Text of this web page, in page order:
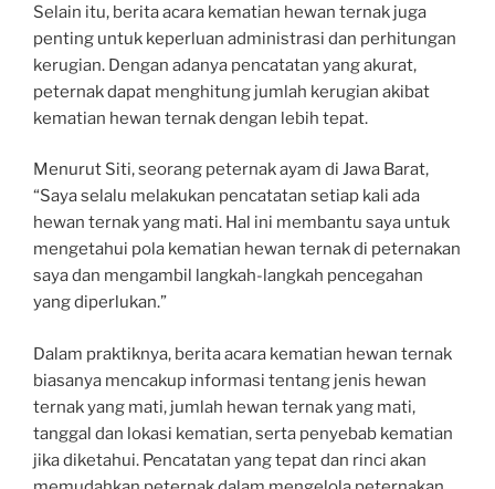
Selain itu, berita acara kematian hewan ternak juga
penting untuk keperluan administrasi dan perhitungan
kerugian. Dengan adanya pencatatan yang akurat,
peternak dapat menghitung jumlah kerugian akibat
kematian hewan ternak dengan lebih tepat.
Menurut Siti, seorang peternak ayam di Jawa Barat,
“Saya selalu melakukan pencatatan setiap kali ada
hewan ternak yang mati. Hal ini membantu saya untuk
mengetahui pola kematian hewan ternak di peternakan
saya dan mengambil langkah-langkah pencegahan
yang diperlukan.”
Dalam praktiknya, berita acara kematian hewan ternak
biasanya mencakup informasi tentang jenis hewan
ternak yang mati, jumlah hewan ternak yang mati,
tanggal dan lokasi kematian, serta penyebab kematian
jika diketahui. Pencatatan yang tepat dan rinci akan